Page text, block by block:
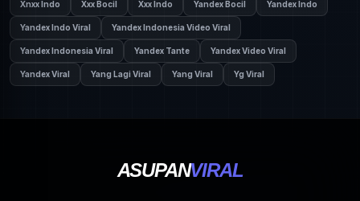
Xnxx Indo Xxx Bocil Xxx Indo Yandex Bocil Yandex Indo
Yandex Indo Viral Yandex Indonesia Video Viral
Yandex Indonesia Viral Yandex Tante Yandex Video Viral
Yandex Viral Yang Lagi Viral Yang Viral Yg Viral
ASUPANVIRAL